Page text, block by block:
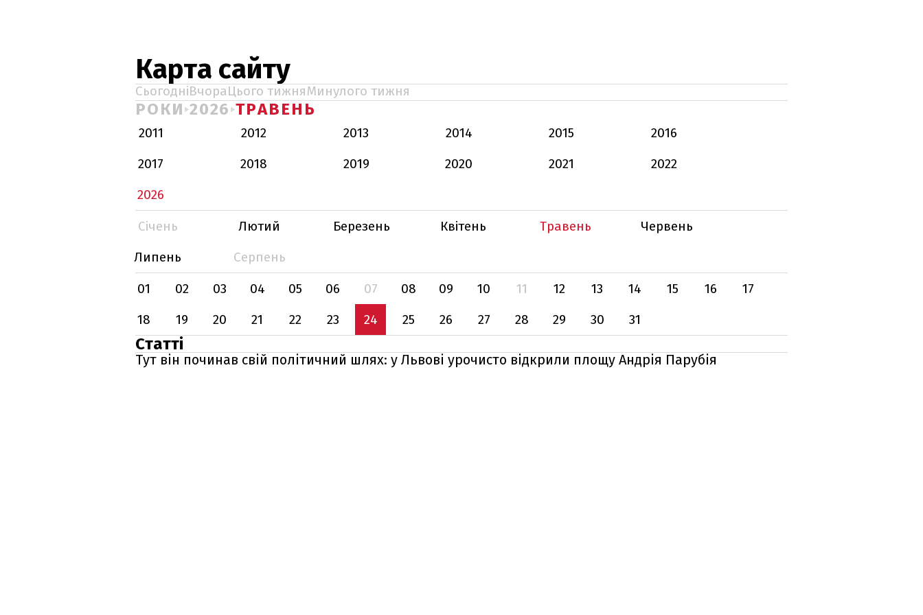
Карта сайту
СьогодніВчораЦього тижняМинулого тижня
РОКИ 2026 ТРАВЕНЬ
2011 2012 2013 2014 2015
2016
2017
2018 2019 2020 2021
2022
2026
Січень
Лютий Березень Квітень Травень
Червень
Липень
Серпень
01
02 03 04 05 06 07 08 09 10 11 12 13 14 15 16
17
18
19 20 21 22 23 24 25 26 27 28 29 30 31
Статті
Тут він починав свій політичний шлях: у Львові урочисто відкрили площу Андрія Парубія